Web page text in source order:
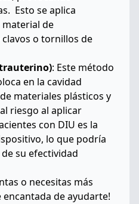
Esto se aplica
de
o tornillos de
: Este método
en la cavidad
materiales plásticos y
riesgo al aplicar
con DIU es la
lo que podría
su efectividad
o necesitas más
de ayudarte!